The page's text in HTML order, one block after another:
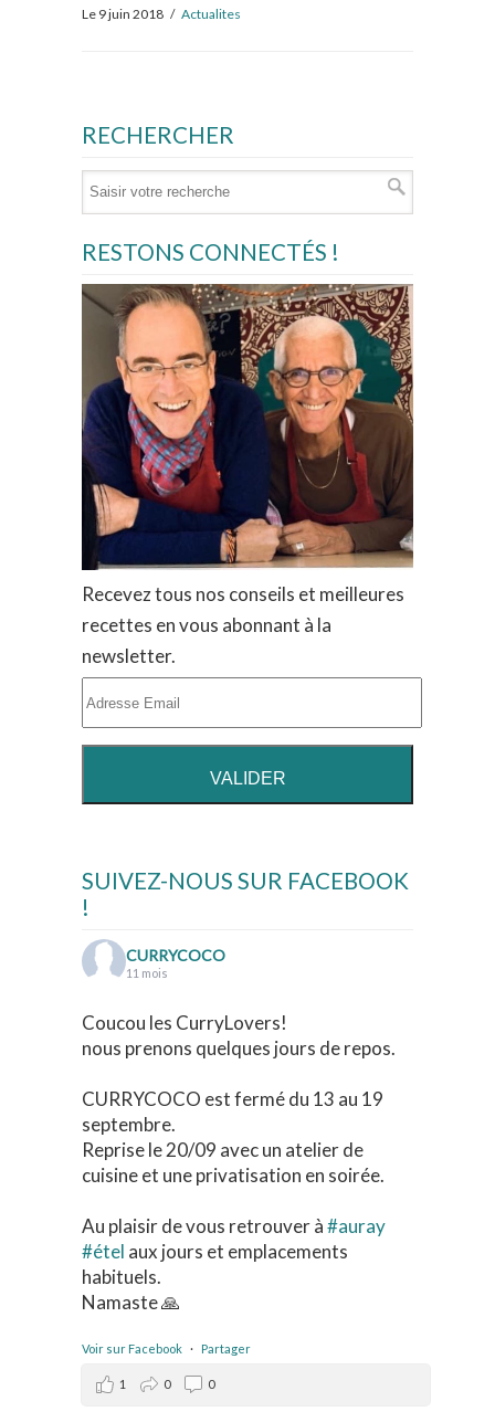
Le 9 juin 2018 / Actualites
RECHERCHER
RESTONS CONNECTÉS !
Recevez tous nos conseils et meilleures
recettes en vous abonnant à la
newsletter.
SUIVEZ-NOUS SUR FACEBOOK
!
CURRYCOCO
11 mois
Coucou les CurryLovers!
nous prenons quelques jours de repos.
CURRYCOCO est fermé du 13 au 19
septembre.
Reprise le 20/09 avec un atelier de
cuisine et une privatisation en soirée.
Au plaisir de vous retrouver à#auray
#étel aux jours et emplacements
habituels.
Namaste 🙏
Voir sur Facebook · Partager
1 0 0